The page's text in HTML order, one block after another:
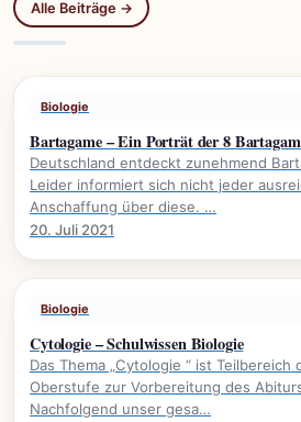
Alle Beiträge →
Biologie
Bartagame – Ein Porträt der 8
Deutschland entdeckt zunehmend
Leider informiert sich nicht jeder
Anschaffung über diese. …
20. Juli 2021
Biologie
Cytologie – Schulwissen Biologie
Das Thema „Cytologie “ ist
Oberstufe zur Vorbereitung des
Nachfolgend unser gesa…